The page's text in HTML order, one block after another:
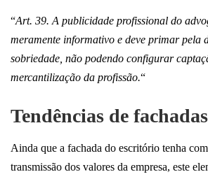
“Art. 39. A publicidade profissional do
meramente informativo e deve primar pela
sobriedade, não podendo configurar
mercantilização da profissão.“
Tendências de fachadas
Ainda que a fachada do escritório tenha
transmissão dos valores da empresa, este